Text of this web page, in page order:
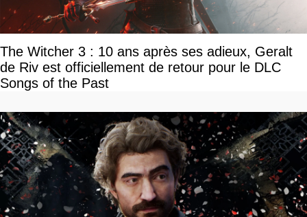
The Witcher 3 : 10 ans après ses adieux, Geralt
de Riv est officiellement de retour pour le DLC
Songs of the Past